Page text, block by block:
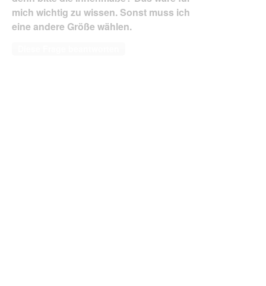
m
mich wichtig zu wissen. Sonst muss ich
eine andere Größe wählen.